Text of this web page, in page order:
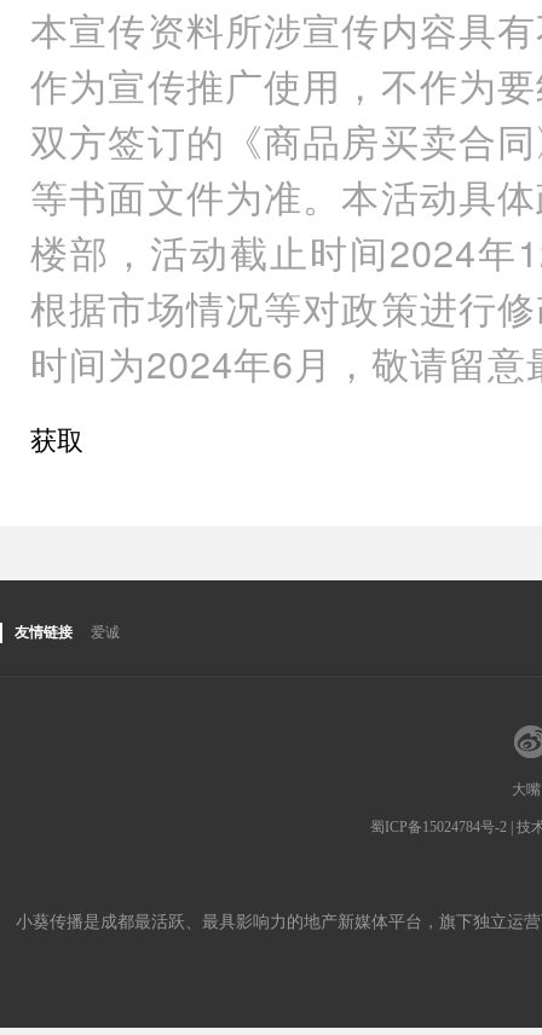
本宣传资料所涉宣传内容具
作为宣传推广使用，不作为
双方签订的《商品房买卖合
等书面文件为准。本活动具
楼部，活动截止时间2024年
根据市场情况等对政策进行
时间为2024年6月，敬请留意
获取
友情链接 爱诚
大
蜀ICP备15024784号-2 | 技
小葵传播是成都最活跃、最具影响力的地产新媒体平台，旗下独立